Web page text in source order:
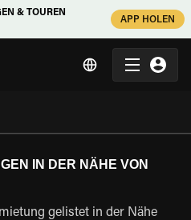
& TOUREN
APP HOLEN
IN DER NÄHE VON
gelistet in der Nähe